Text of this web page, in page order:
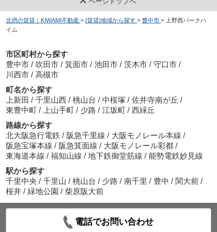
北摂の賃貸｜KIWAMI不動産 > (賃貸)地域から探す > 豊中市 >
上野西パークハ
イム
市区町村から探す
豊中市 / 吹田市 / 箕面市 / 池田市 / 茨木市 / 守口市 /
川西市 / 高槻市
町名から探す
上新田 / 千里山西 / 桃山台 / 中桜塚 / 佐井寺南が丘 /
東豊中町 / 上山手町 / 少路 / 江坂町 / 西緑丘
路線から探す
北大阪急行電鉄 / 阪急千里線 / 大阪モノレール本線 /
阪急宝塚本線 / 阪急箕面線 / 大阪モノレール彩都 /
東海道本線 / 福知山線 / 地下鉄御堂筋線 / 能勢電鉄妙見線
駅から探す
千里中央 / 千里山 / 桃山台 / 少路 / 南千里 / 豊中 / 関大前 /
桜井 / 緑地公園 / 柴原阪大前
電話でお問い合わせ